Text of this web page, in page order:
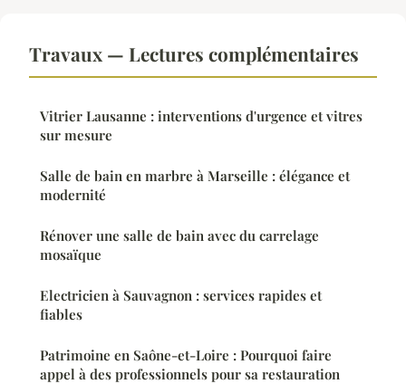
Travaux — Lectures complémentaires
Vitrier Lausanne : interventions d'urgence et vitres
sur mesure
Salle de bain en marbre à Marseille : élégance et
modernité
Rénover une salle de bain avec du carrelage
mosaïque
Electricien à Sauvagnon : services rapides et
fiables
Patrimoine en Saône-et-Loire : Pourquoi faire
appel à des professionnels pour sa restauration